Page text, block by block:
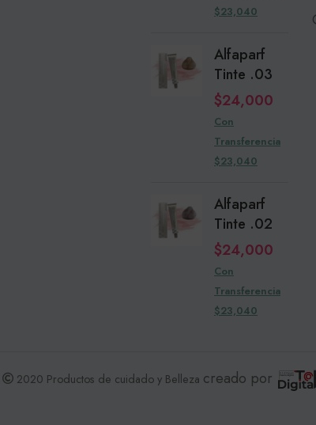
$23,040
Alfaparf
Tinte .03
$24,000
Con
Transferencia
$23,040
Alfaparf
Tinte .02
$24,000
Con
Transferencia
$23,040
2020 Productos de cuidado y Belleza creado por